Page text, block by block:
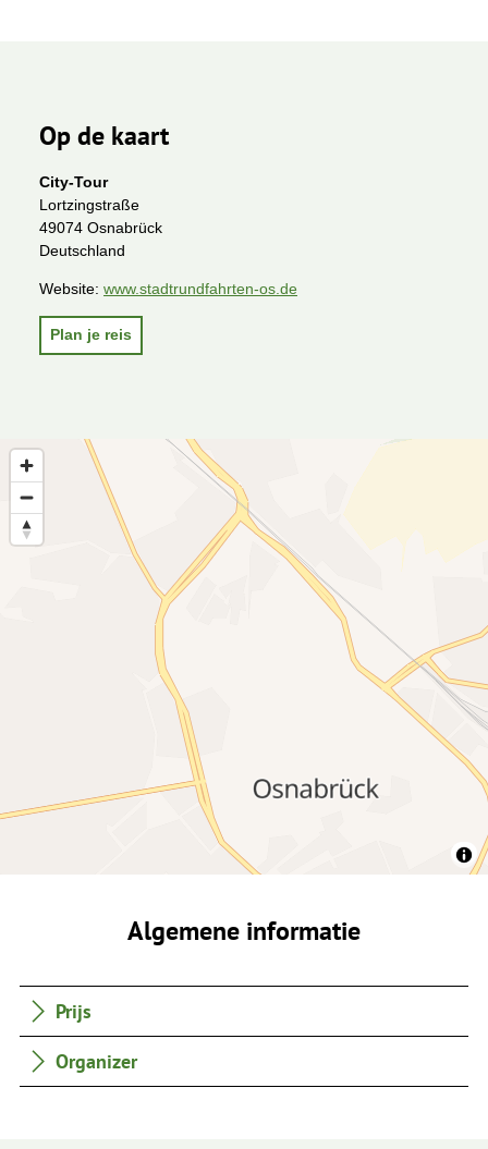
Op de kaart
City-Tour
Lortzingstraße
49074 Osnabrück
Deutschland
Website: www.stadtrundfahrten-os.de
Plan je reis
Algemene informatie
Prijs
Organizer